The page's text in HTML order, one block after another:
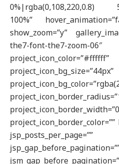
0%|rgba(0,108,220,0.8)
100%”
show_zoom=”y”
the7-font-the7-zoom-06″
project_icon_color=”#ffffff”
jsp_posts_per_page=””